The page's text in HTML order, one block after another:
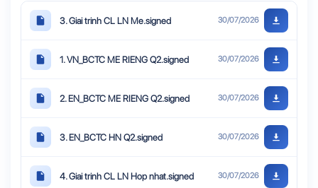
3. Giai trinh CL LN Me.signed 30/07/2026
1. VN_BCTC ME RIENG Q2.signed 30/07/2026
2. EN_BCTC ME RIENG Q2.signed 30/07/2026
3. EN_BCTC HN Q2.signed 30/07/2026
4. Giai trinh CL LN Hop nhat.signed 30/07/2026